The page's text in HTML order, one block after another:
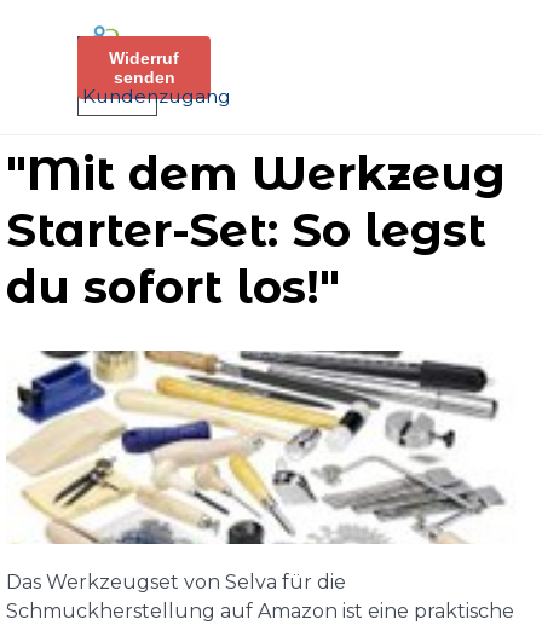
Widerruf
senden
Kundenzugang
Menü überspringen
"Mit dem Werkzeug
Starter-Set: So legst
du sofort los!"
Das Werkzeugset von Selva für die
Schmuckherstellung auf Amazon ist eine praktische